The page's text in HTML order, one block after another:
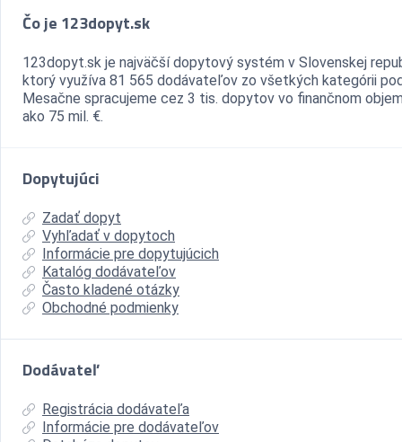
Čo je 123dopyt.sk
123dopyt.sk je najväčší dopytový systém v Slovenskej
ktorý využíva 81 565 dodávateľov zo všetkých kategórii
Mesačne spracujeme cez 3 tis. dopytov vo finančnom
ako 75 mil. €.
Dopytujúci
Zadať dopyt
Vyhľadať v dopytoch
Informácie pre dopytujúcich
Katalóg dodávateľov
Často kladené otázky
Obchodné podmienky
Dodávateľ
Registrácia dodávateľa
Informácie pre dodávateľov